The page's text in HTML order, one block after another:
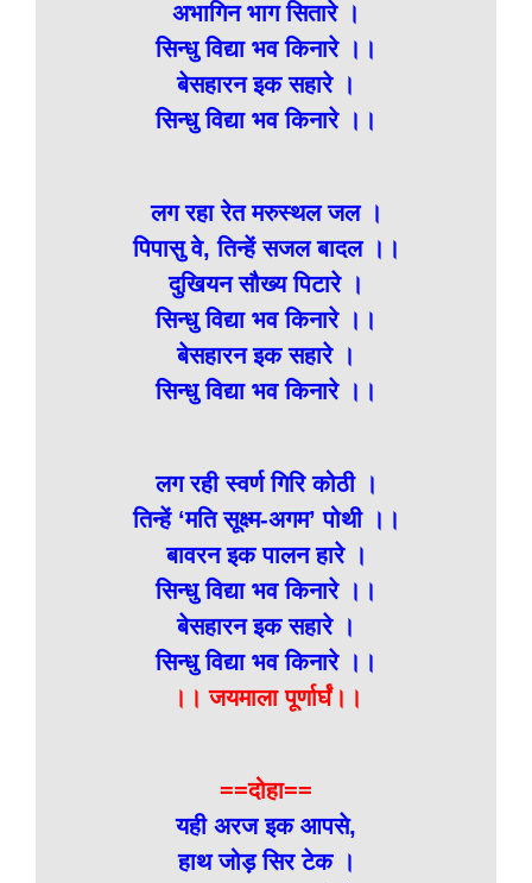
अभागिन भाग सितारे ।
सिन्धु विद्या भव किनारे ।।
बेसहारन इक सहारे ।
सिन्धु विद्या भव किनारे ।।
लग रहा रेत मरुस्थल जल ।
पिपासु वे, तिन्हें सजल बादल ।।
दुखियन सौख्य पिटारे ।
सिन्धु विद्या भव किनारे ।।
बेसहारन इक सहारे ।
सिन्धु विद्या भव किनारे ।।
लग रही स्वर्ण गिरि कोठी ।
तिन्हें ‘मति सूक्ष्म-अगम’ पोथी ।।
बावरन इक पालन हारे ।
सिन्धु विद्या भव किनारे ।।
बेसहारन इक सहारे ।
सिन्धु विद्या भव किनारे ।।
।। जयमाला पूर्णार्घं।।
==दोहा==
यही अरज इक आपसे,
हाथ जोड़ सिर टेक ।